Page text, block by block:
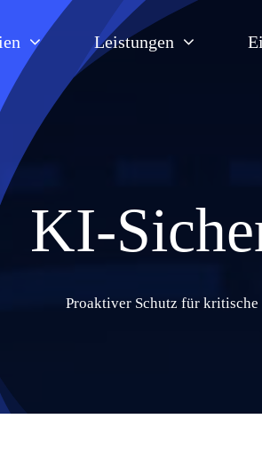
Leistungen
KI-
Proaktiver Schutz für kritische